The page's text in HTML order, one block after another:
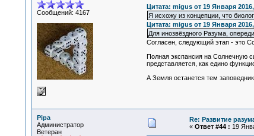
Сообщений: 4167
Цитата: migus от 19 Января
Я исхожу из концепции, что
Цитата: migus от 19 Января
Для инозвёздного Разума,
Согласен, следующий этап - это
Полная экспансия на Солнечную
представляется, как едино
А Земля останется тем
Pipa
Администратор
Ветеран
Re: Развитие
« Ответ #44 : 19